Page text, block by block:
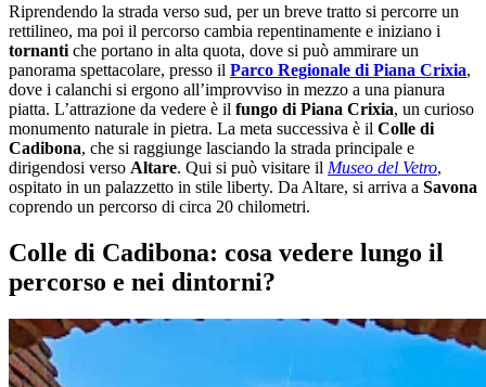
Riprendendo la strada verso sud, per un breve tratto si percorre un
rettilineo, ma poi il percorso cambia repentinamente e iniziano i
tornanti che portano in alta quota, dove si può ammirare un
panorama spettacolare, presso il Parco Regionale di Piana Crixia,
dove i calanchi si ergono all’improvviso in mezzo a una pianura
piatta. L’attrazione da vedere è il fungo di Piana Crixia, un curioso
monumento naturale in pietra. La meta successiva è il Colle di
Cadibona, che si raggiunge lasciando la strada principale e
dirigendosi verso Altare. Qui si può visitare il Museo del Vetro,
ospitato in un palazzetto in stile liberty. Da Altare, si arriva a Savona
coprendo un percorso di circa 20 chilometri.
Colle di Cadibona: cosa vedere lungo il
percorso e nei dintorni?